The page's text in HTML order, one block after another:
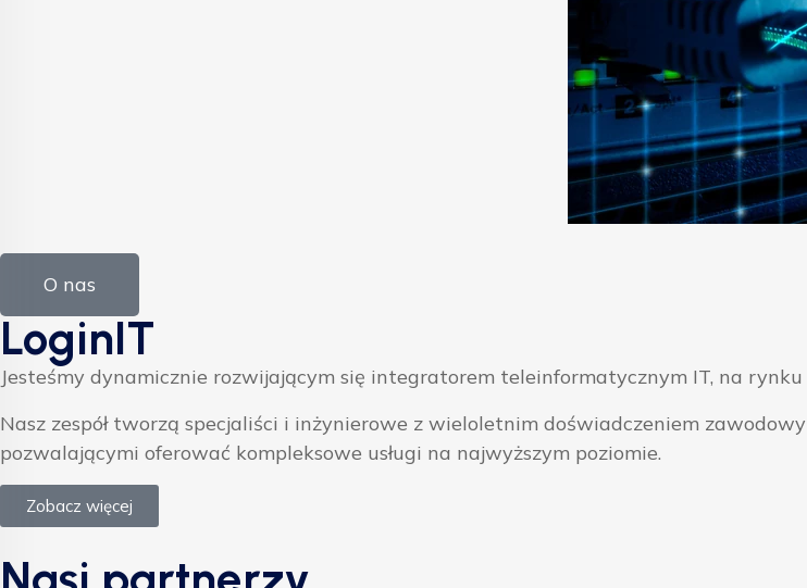
O nas
LoginIT
Jesteśmy dynamicznie rozwijającym się integratorem teleinformatycznym IT, na rynku
Nasz zespół tworzą specjaliści i inżynierowe z wieloletnim doświadczeniem
pozwalającymi oferować kompleksowe usługi na najwyższym poziomie.
Zobacz więcej